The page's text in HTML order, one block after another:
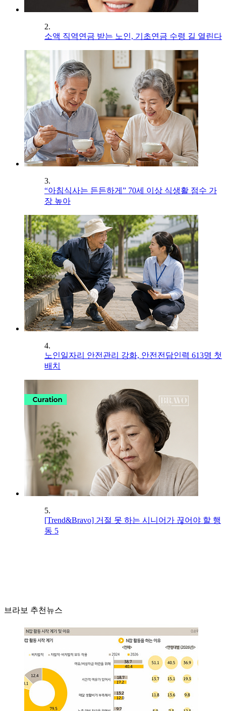
2.
소액 직역연금 받는 노인, 기초연금 수령 길 열린다
3.
“아침식사는 든든하게” 70세 이상 식생활 점수 가
장 높아
4.
노인일자리 안전관리 강화, 안전전담인력 613명 첫
배치
5.
[Trend&Bravo] 거절 못 하는 시니어가 끊어야 할 행
동 5
브라보 추천뉴스